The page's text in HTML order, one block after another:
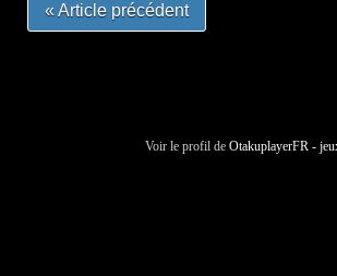
« Article précédent
Voir le profil de OtakuplayerFR -